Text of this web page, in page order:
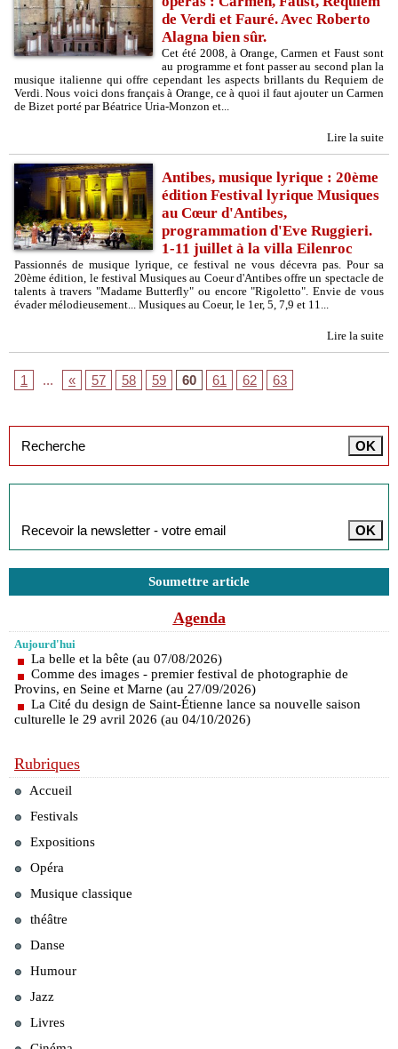
de Verdi et Fauré. Avec Roberto
Alagna bien sûr.
Cet été 2008, à Orange, Carmen et Faust sont
au programme et font passer au second plan la
musique italienne qui offre cependant les aspects brillants du Requiem de
Verdi. Nous voici dons français à Orange, ce à quoi il faut ajouter un Carmen
de Bizet porté par Béatrice Uria-Monzon et...
Lire la suite
Antibes, musique lyrique : 20ème
édition Festival lyrique Musiques
au Cœur d'Antibes,
programmation d'Eve Ruggieri.
1-11 juillet à la villa Eilenroc
Passionnés de musique lyrique, ce festival ne vous décevra pas. Pour sa
20ème édition, le festival Musiques au Coeur d'Antibes offre un spectacle de
talents à travers "Madame Butterfly" ou encore "Rigoletto". Envie de vous
évader mélodieusement... Musiques au Coeur, le 1er, 5, 7,9 et 11...
Lire la suite
1 ... « 57 58 59 60 61 62 63
Soumettre article
Agenda
Aujourd'hui
La belle et la bête (au 07/08/2026)
Comme des images - premier festival de photographie de
Provins, en Seine et Marne (au 27/09/2026)
La Cité du design de Saint-Étienne lance sa nouvelle saison
culturelle le 29 avril 2026 (au 04/10/2026)
Rubriques
Accueil
Festivals
Expositions
Opéra
Musique classique
théâtre
Danse
Humour
Jazz
Livres